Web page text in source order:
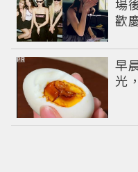
場
歡
早
光
PR